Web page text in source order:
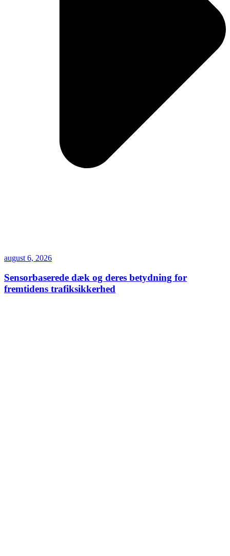
august 6, 2026
Sensorbaserede dæk og deres betydning for
fremtidens trafiksikkerhed